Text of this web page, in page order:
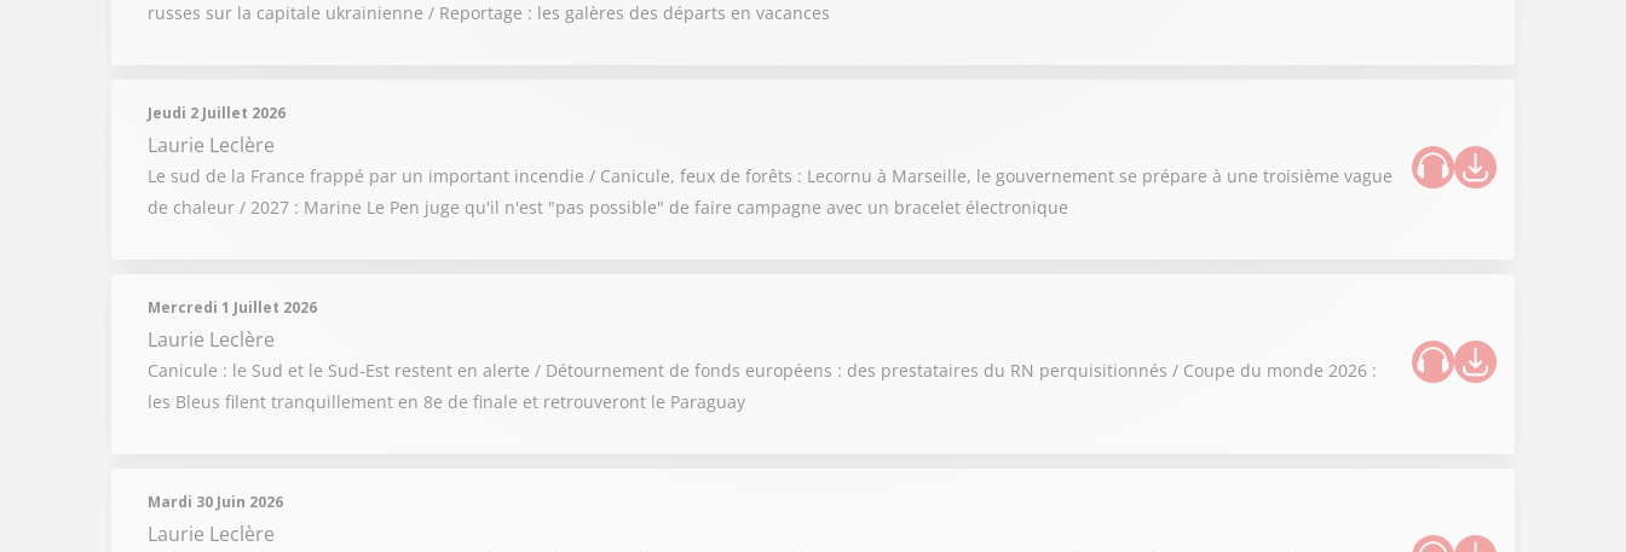
russes sur la capitale ukrainienne / Reportage : les galères des départs en vacances
Jeudi 2 Juillet 2026
Laurie Leclère
Le sud de la France frappé par un important incendie / Canicule, feux de forêts : Lecornu à Marseille, le gouvernement se prépare à une troisième vague
de chaleur / 2027 : Marine Le Pen juge qu'il n'est "pas possible" de faire campagne avec un bracelet électronique
Mercredi 1 Juillet 2026
Laurie Leclère
Canicule : le Sud et le Sud-Est restent en alerte / Détournement de fonds européens : des prestataires du RN perquisitionnés / Coupe du monde 2026 :
les Bleus filent tranquillement en 8e de finale et retrouveront le Paraguay
Mardi 30 Juin 2026
Laurie Leclère